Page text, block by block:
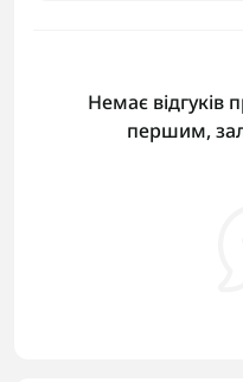
Немає відгуків
першим,